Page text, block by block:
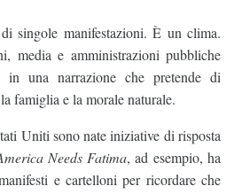
singole manifestazioni. È un clima.
media e amministrazioni pubbliche
in una narrazione che pretende di
famiglia e la morale naturale.
Uniti sono nate iniziative di risposta
Needs Fatima, ad esempio, ha
e cartelloni per ricordare che